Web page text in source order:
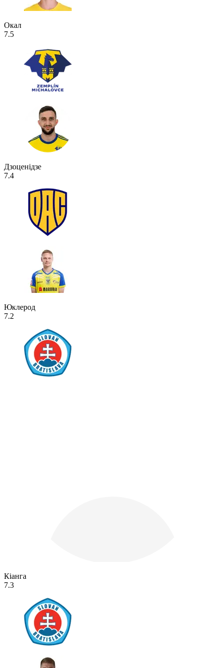
Окал
7.5
Дзоценідзе
7.4
Юклерод
7.2
Кіанга
7.3